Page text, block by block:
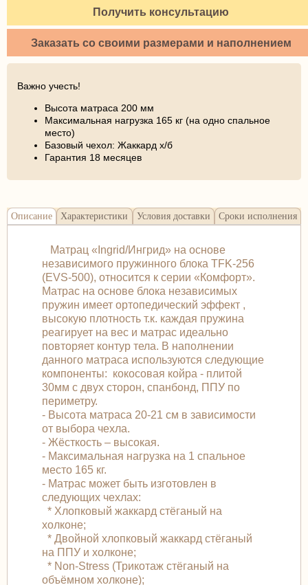
Получить консультацию
Заказать со своими размерами и наполнением
Важно учесть!
Высота матраса 200 мм
Максимальная нагрузка 165 кг (на одно спальное
место)
Базовый чехол: Жаккард х/б
Гарантия 18 месяцев
Описание Характеристики Условия доставки Сроки исполнения
Матрац «Ingrid/Ингрид» на основе
независимого пружинного блока TFK-256
(EVS-500), относится к серии «Комфорт».
Матраc на основе блока независимых
пружин имеет ортопедический эффект ,
высокую плотность т.к. каждая пружина
реагирует на вес и матрас идеально
повторяет контур тела. В наполнении
данного матраса используются следующие
компоненты: кокосовая койра - плитой
30мм с двух сторон, спанбонд, ППУ по
периметру.
- Высота матраса 20-21 см в зависимости
от выбора чехла.
- Жёсткость – высокая.
- Максимальная нагрузка на 1 спальное
место 165 кг.
- Матрас может быть изготовлен в
следующих чехлах:
* Хлопковый жаккард стёганый на
холконе;
* Двойной хлопковый жаккард стёганый
на ППУ и холконе;
* Non-Stress (Трикотаж стёганый на
объёмном холконе);